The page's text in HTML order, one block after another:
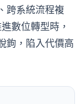
跨系統流程複
數位轉型時，
鉤，陷入代價高